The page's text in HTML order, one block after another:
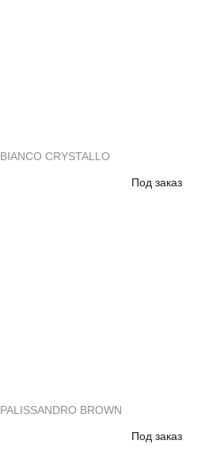
BIANCO CRYSTALLO
Под заказ
PALISSANDRO BROWN
Под заказ